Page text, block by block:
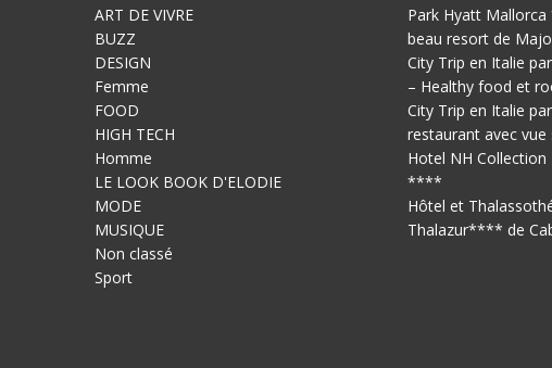
ART DE VIVRE
BUZZ
DESIGN
Femme
FOOD
HIGH TECH
Homme
LE LOOK BOOK D'ELODIE
MODE
MUSIQUE
Non classé
Sport
Park Hyatt
beau resort de
City Trip en Italie
– Healthy food et
City Trip en Italie
restaurant avec vue
Hotel NH Collection
****
Hôtel et
Thalazur**** de